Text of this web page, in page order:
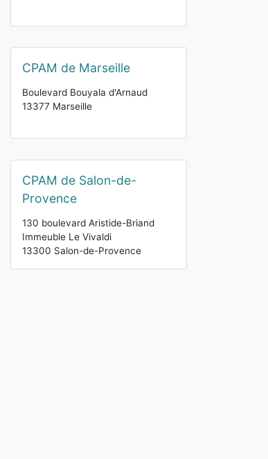
CPAM de Marseille
Boulevard Bouyala d'Arnaud
13377 Marseille
CPAM de Salon-de-
Provence
130 boulevard Aristide-Briand
Immeuble Le Vivaldi
13300 Salon-de-Provence